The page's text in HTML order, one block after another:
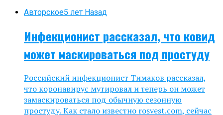
Авторское5 лет Назад
Инфекционист рассказал, что ковид
может маскироваться под простуду
Российский инфекционист Тимаков рассказал,
что коронавирус мутировал и теперь он может
замаскироваться под обычную сезонную
простуду. Как стало известно rosvest.com, сейчас